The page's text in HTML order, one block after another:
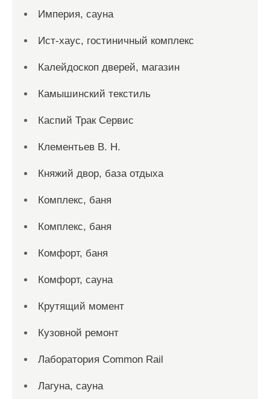
Империя, сауна
Ист-хаус, гостиничный комплекс
Калейдоскоп дверей, магазин
Камышинский текстиль
Каспий Трак Сервис
Клементьев В. Н.
Княжий двор, база отдыха
Комплекс, баня
Комплекс, баня
Комфорт, баня
Комфорт, сауна
Крутящий момент
Кузовной ремонт
Лаборатория Common Rail
Лагуна, сауна